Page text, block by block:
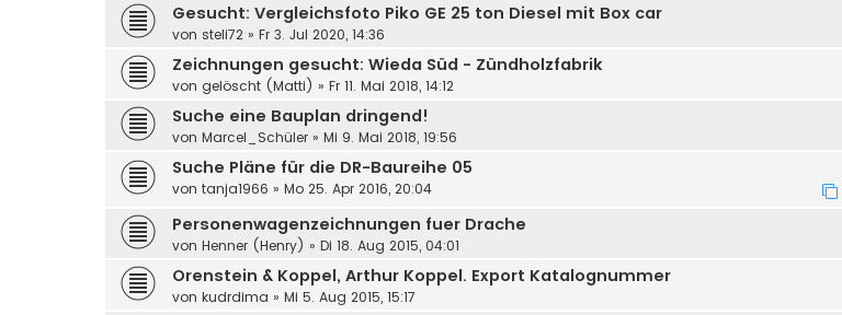
Gesucht: Vergleichsfoto Piko GE 25 ton Diesel mit Box car
von steli72 » Fr 3. Jul 2020, 14:36
Zeichnungen gesucht: Wieda Süd - Zündholzfabrik
von gelöscht (Matti) » Fr 11. Mai 2018, 14:12
Suche eine Bauplan dringend!
von Marcel_Schüler » Mi 9. Mai 2018, 19:56
Suche Pläne für die DR-Baureihe 05
von tanja1966 » Mo 25. Apr 2016, 20:04
Personenwagenzeichnungen fuer Drache
von Henner (Henry) » Di 18. Aug 2015, 04:01
Orenstein & Koppel, Arthur Koppel. Export Katalognummer
von kudrdima » Mi 5. Aug 2015, 15:17